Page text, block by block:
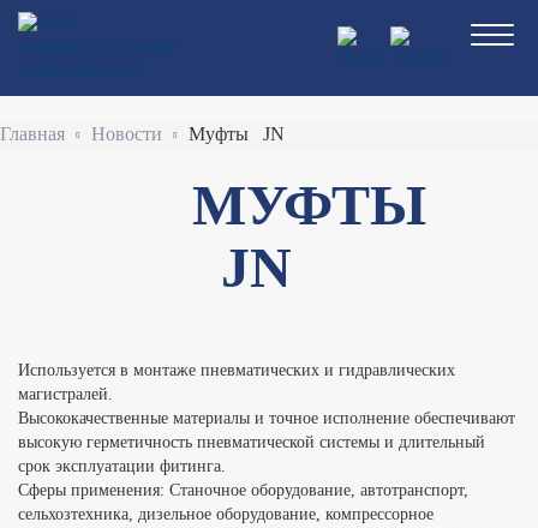
Перейти
Строка
Главная Новости Муфты JN
МУФТЫ
JN
Используется в монтаже пневматических и гидравлических
магистралей.
Высококачественные материалы и точное исполнение обеспечивают
высокую герметичность пневматической системы и длительный
срок эксплуатации фитинга.
Сферы применения: Станочное оборудование, автотранспорт,
сельхозтехника, дизельное оборудование, компрессорное